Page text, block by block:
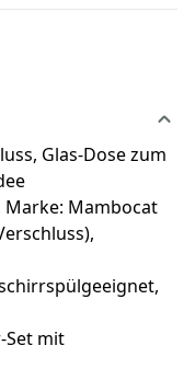
Glas-Dose zum
Marke: Mambocat
Set mit